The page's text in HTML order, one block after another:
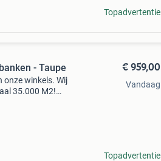
Topadvertentie
- Taupe
onze winkels. Wij
35.000 M2!
€ 959,00
Vandaag
Topadvertentie